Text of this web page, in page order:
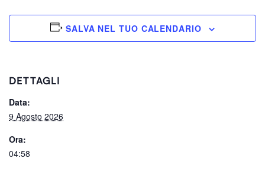
SALVA NEL TUO CALENDARIO
DETTAGLI
Data:
9 Agosto 2026
Ora:
04:58